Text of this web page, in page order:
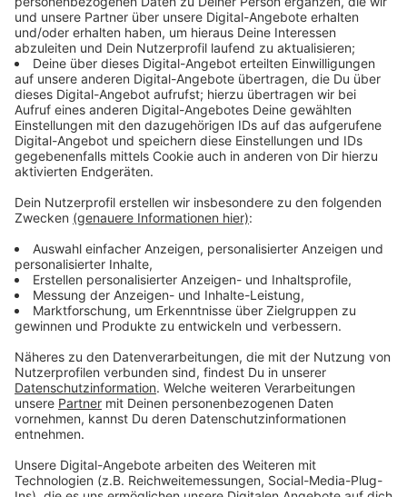
im Landtag wird über die Zukunft des Landes NRW
entschieden, und diese Zukunft mitzugestalten und
das alles einmal in der Praxis zu erleben, ist es immer
wert, dabei zu sein."
Anzeige
Themenauswahl beim Jugendlandtag
Anzeige
Die Themen, die während dieser drei Tage diskutiert
werden, sind Themen, mit denen sich jeder
Jugendliche auseinandersetzen kann. Sie werden
sogar von Jugendlichen ausgewählt, die in den
vergangenen Jahren am Jugendlandtag teilgenommen
haben. Aus insgesamt 10 Themen dürfen sich die
jungen Abgeordneten zwei aussuchen, die dann in
Fraktionssitzungen, Ausschüssen, Experten-
Anhörungen und im Plenum beraten werden. "Wählen
ab 16, wie ist die Situation an meiner Schule, wie wäre
es mit einem kostenlosen ÖPNV-Ticket für